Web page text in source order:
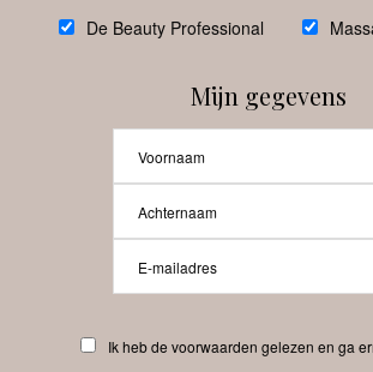
Beauty-Pro.nl
De Beauty Professional
Mijn gegevens
Ik heb de voorwaarden gelezen en ga